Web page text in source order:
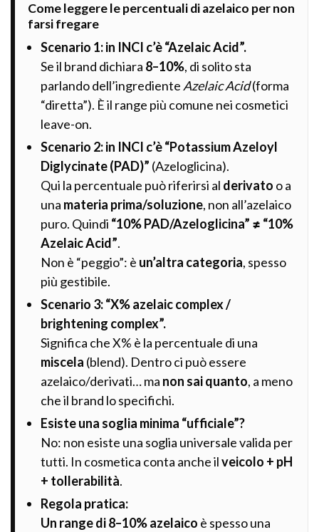
Come leggere le percentuali di azelaico per non
farsi fregare
Scenario 1: in INCI c’è “Azelaic Acid”.
Se il brand dichiara 8–10%, di solito sta
parlando dell’ingrediente Azelaic Acid(forma
“diretta”). È il range più comune nei cosmetici
leave-on.
Scenario 2: in INCI c’è “Potassium Azeloyl
Diglycinate (PAD)” (Azeloglicina).
Qui la percentuale può riferirsi al derivato o a
una materia prima/soluzione, non all’azelaico
puro. Quindi “10% PAD/Azeloglicina” ≠ “10%
Azelaic Acid”.
Non è “peggio”: è un’altra categoria, spesso
più gestibile.
Scenario 3: “X% azelaic complex /
brightening complex”.
Significa che X% è la percentuale di una
miscela (blend). Dentro ci può essere
azelaico/derivati… ma non sai quanto, a meno
che il brand lo specifichi.
Esiste una soglia minima “ufficiale”?
No: non esiste una soglia universale valida per
tutti. In cosmetica conta anche ilveicolo + pH
+ tollerabilità.
Regola pratica:
Un range di 8–10% azelaico è spesso una